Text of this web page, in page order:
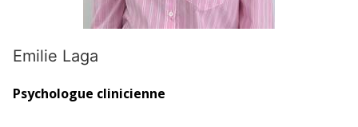
Emilie Laga
Psychologue clinicienne